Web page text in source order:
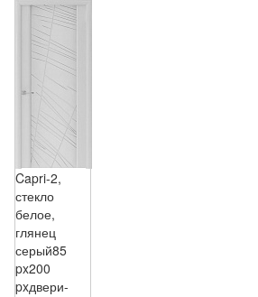
Capri-2,
стекло
белое,
глянец
серый85
px200
pxдвери-